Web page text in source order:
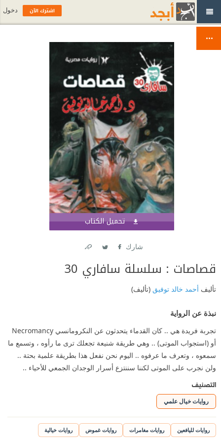
تحميل الكتاب
شارك
قصاصات : سلسلة سافاري 30
تأليف أحمد خالد توفيق (تأليف)
نبذة عن الرواية
تجربة فريدة هي .. كان القدماء يتحدثون عن النكرومانسي Necromancy
أو (استجواب الموتى) .. وهي طريقة شنيعة تجعلك ترى ما رأوه ، وتسمع ما
سمعوه ، وتعرف ما عرفوه .. اليوم نحن نفعل هذا بطريقة علمية بحتة ..
ولن نجرب على الموتى لكننا سننتزع أسرار الوجدان الجمعي للأحياء ..
التصنيف
روايات خيال علمي
روايات لليافعين روايات مغامرات روايات غموض روايات خيالية
اشترك الآن دخول